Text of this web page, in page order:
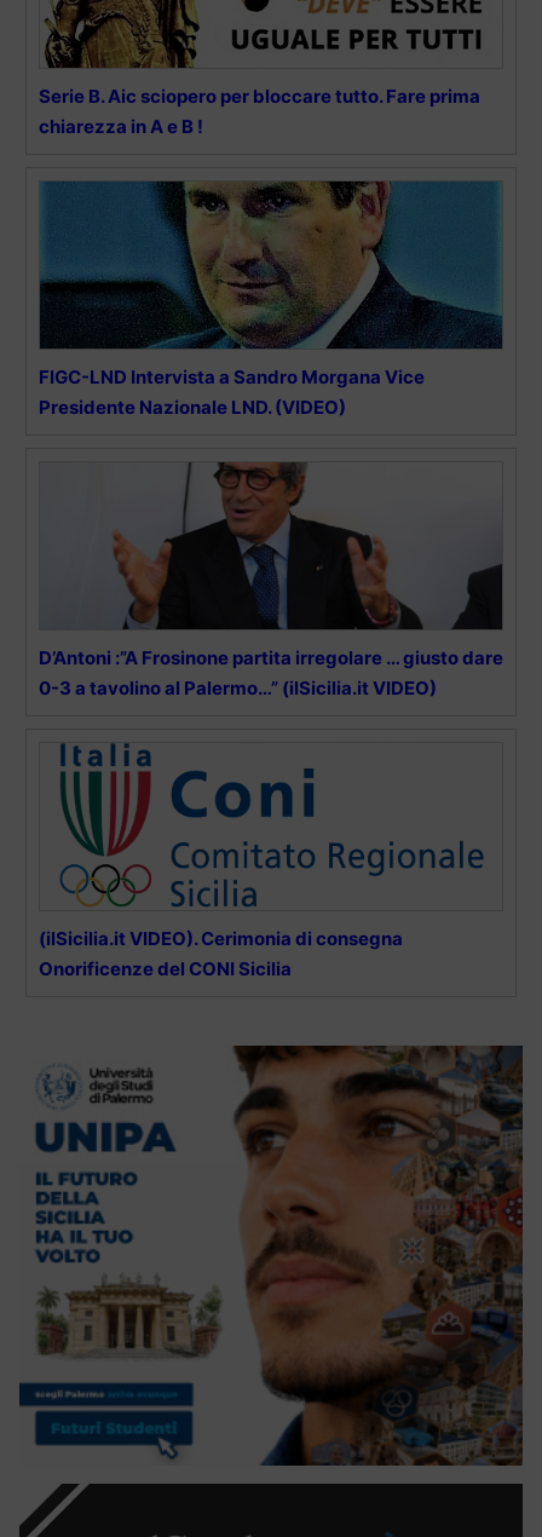
Serie B. Aic sciopero per bloccare tutto. Fare prima
chiarezza in A e B !
FIGC-LND Intervista a Sandro Morgana Vice
Presidente Nazionale LND. (VIDEO)
D’Antoni :”A Frosinone partita irregolare … giusto dare
0-3 a tavolino al Palermo…” (ilSicilia.it VIDEO)
(ilSicilia.it VIDEO). Cerimonia di consegna
Onorificenze del CONI Sicilia